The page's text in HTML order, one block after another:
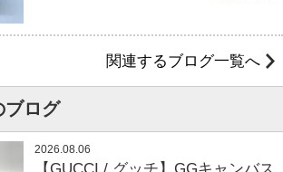
関連するブログ一覧へ
ブログ
2026.08.06